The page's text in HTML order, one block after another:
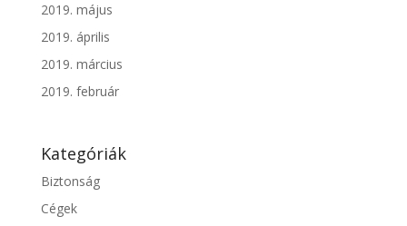
2019. május
2019. április
2019. március
2019. február
Kategóriák
Biztonság
Cégek